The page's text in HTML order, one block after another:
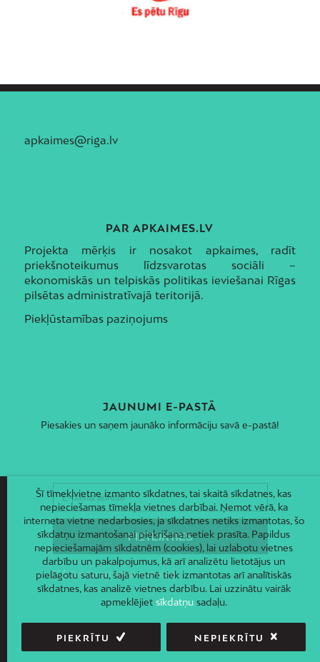
apkaimes@riga.lv
PAR APKAIMES.LV
Projekta mērķis ir nosakot apkaimes, radīt
priekšnoteikumus līdzsvarotas sociāli –
ekonomiskās un telpiskās politikas ieviešanai Rīgas
pilsētas administratīvajā teritorijā.
Piekļūstamības paziņojums
JAUNUMI E-PASTĀ
Piesakies un saņem jaunāko informāciju savā e-pastā!
Šī tīmekļvietne izmanto sīkdatnes, tai skaitā sīkdatnes, kas
nepieciešamas tīmekļa vietnes darbībai. Ņemot vērā, ka
interneta vietne nedarbosies, ja sīkdatnes netiks izmantotas, šo
sīkdatņu izmantošanai piekrišana netiek prasīta. Papildus
nepieciešamajām sīkdatnēm (cookies), lai uzlabotu vietnes
darbību un pakalpojumus, kā arī analizētu lietotājus un
pielāgotu saturu, šajā vietnē tiek izmantotas arī analītiskās
sīkdatnes, kas analizē vietnes darbību. Lai uzzinātu vairāk
apmeklējiet sīkdatņusadaļu.
PIEKRĪTU NEPIEKRĪTU